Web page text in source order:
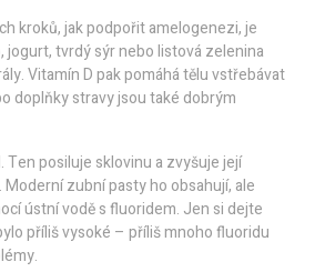
kroků, jak podpořit amelogenezi, je
jogurt, tvrdý sýr nebo listová zelenina
Vitamín D pak pomáhá tělu vstřebávat
doplňky stravy jsou také dobrým
posiluje sklovinu a zvyšuje její
zubní pasty ho obsahují, ale
ústní vodě s fluoridem. Jen si dejte
příliš vysoké – příliš mnoho fluoridu